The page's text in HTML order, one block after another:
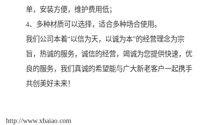
单，安装方便，维护费用低；
4、多种材质可以选择，适合多种场合使用。
我们公司本着“以信为天，以诚为本”的经营理念为宗
旨，热诚的服务，诚信的经营，竭诚为您提供快速，优
良的服务，我们真诚的希望能与广大新老客户一起携手
共创美好未来！
http://www.xbaiao.com